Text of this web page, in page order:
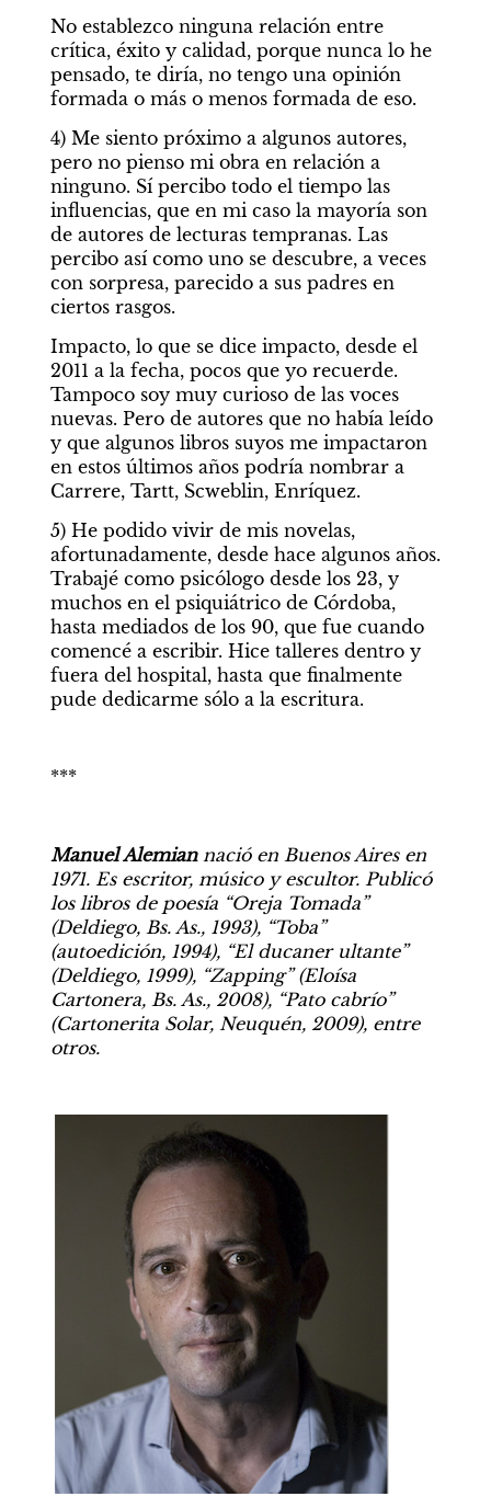
No establezco ninguna relación entre
crítica, éxito y calidad, porque nunca lo he
pensado, te diría, no tengo una opinión
formada o más o menos formada de eso.
4) Me siento próximo a algunos autores,
pero no pienso mi obra en relación a
ninguno. Sí percibo todo el tiempo las
influencias, que en mi caso la mayoría son
de autores de lecturas tempranas. Las
percibo así como uno se descubre, a veces
con sorpresa, parecido a sus padres en
ciertos rasgos.
Impacto, lo que se dice impacto, desde el
2011 a la fecha, pocos que yo recuerde.
Tampoco soy muy curioso de las voces
nuevas. Pero de autores que no había leído
y que algunos libros suyos me impactaron
en estos últimos años podría nombrar a
Carrere, Tartt, Scweblin, Enríquez.
5) He podido vivir de mis novelas,
afortunadamente, desde hace algunos años.
Trabajé como psicólogo desde los 23, y
muchos en el psiquiátrico de Córdoba,
hasta mediados de los 90, que fue cuando
comencé a escribir. Hice talleres dentro y
fuera del hospital, hasta que finalmente
pude dedicarme sólo a la escritura.
***
Manuel Alemian nació en Buenos Aires en
1971. Es escritor, músico y escultor. Publicó
los libros de poesía “Oreja Tomada”
(Deldiego, Bs. As., 1993), “Toba”
(autoedición, 1994), “El ducaner ultante”
(Deldiego, 1999), “Zapping” (Eloísa
Cartonera, Bs. As., 2008), “Pato cabrío”
(Cartonerita Solar, Neuquén, 2009), entre
otros.